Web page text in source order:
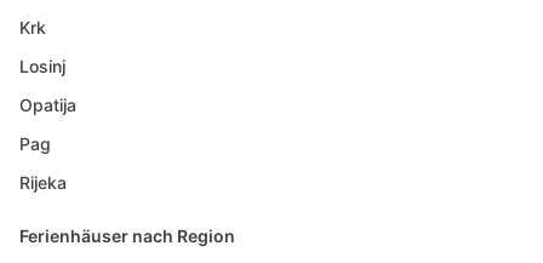
Krk
Losinj
Opatija
Pag
Rijeka
Ferienhäuser nach Region